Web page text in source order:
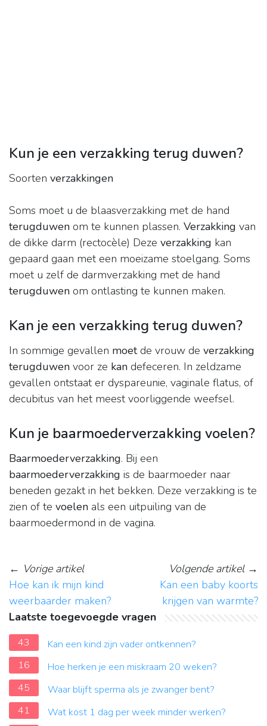
Kun je een verzakking terug duwen?
Soorten verzakkingen
Soms moet u de blaasverzakking met de hand
terugduwen om te kunnen plassen. Verzakking van
de dikke darm (rectocèle) Deze verzakking kan
gepaard gaan met een moeizame stoelgang. Soms
moet u zelf de darmverzakking met de hand
terugduwen om ontlasting te kunnen maken.
Kan je een verzakking terug duwen?
In sommige gevallen moetde vrouw de verzakking
terugduwen voor ze kan defeceren. In zeldzame
gevallen ontstaat er dyspareunie, vaginale flatus, of
decubitus van het meest voorliggende weefsel.
Kun je baarmoederverzakking voelen?
Baarmoederverzakking. Bij een
baarmoederverzakking is de baarmoeder naar
beneden gezakt in het bekken. Deze verzakking is te
zien of te voelen als een uitpuiling van de
baarmoedermond in de vagina.
← Vorige artikel
Hoe kan ik mijn kind
weerbaarder maken?
Volgende artikel→
Kan een baby koorts
krijgen van warmte?
Laatste toegevoegde vragen
43
Kan een kind zijn vader ontkennen?
16
Hoe herken je een miskraam 20 weken?
45
Waar blijft sperma als je zwanger bent?
41
Wat kost 1 dag per week minder werken?